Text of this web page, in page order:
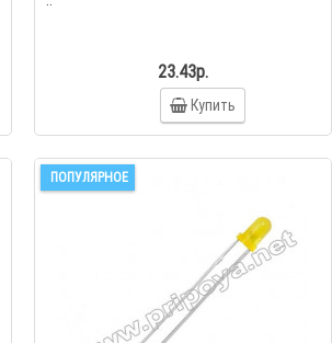
23.43р.
Купить
ПОПУЛЯРНОЕ